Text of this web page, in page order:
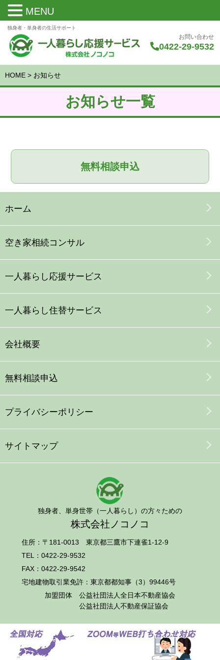
独身者・単身者の生活サポート
お問い合わせ
0422-29-9532
HOME > お知らせ
お知らせ一覧
無料相談申込
MENU
ホーム
空き家相続コンサル
一人暮らし応援サービス
一人暮らし住替サービス
会社概要
無料相談申込
プライバシーポリシー
サイトマップ
独身者、単身世帯（一人暮らし）の方々ための
株式会社ノコノコ
住所：〒181-0013 東京都三鷹市下連雀1-12-9
TEL： 0422-29-9532
FAX：0422-29-9542
宅地建物取引業免許：東京都都知事（3）99446号
加盟団体
公益社団法人全日本不動産協会
公益社団法人不動産保証協会